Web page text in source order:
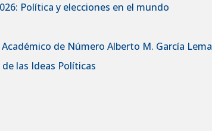
Política y elecciones en el mundo
de Número Alberto M. García Lema
las Ideas Políticas